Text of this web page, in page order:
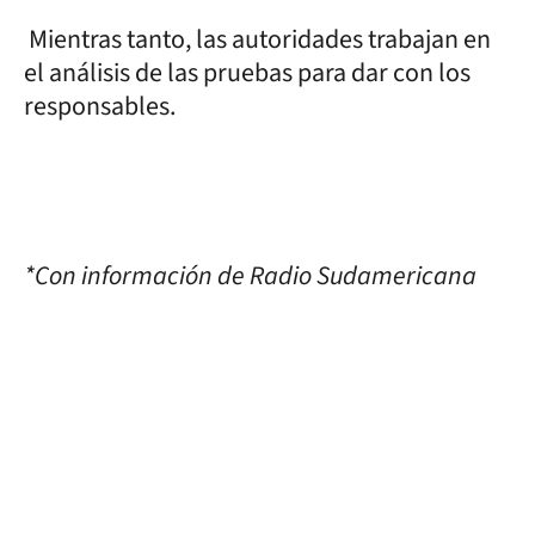
Mientras tanto, las autoridades trabajan en
el análisis de las pruebas para dar con los
responsables.
*Con información de Radio Sudamericana